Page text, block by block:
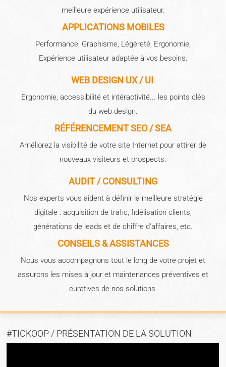
meilleure expérience utilisateur.
APPLICATIONS MOBILES
Performance, Graphisme, Légèreté, Ergonomie,
Expérience utilisateur adaptée à vos besoins.
WEB DESIGN UX / UI
Ergonomie, accessibilité et intéractivité... les points clés
du web design.
RÉFÉRENCEMENT SEO / SEA
Améliorez la visibilité de votre site Internet pour attirer de
nouveaux visiteurs et prospects.
AUDIT / CONSULTING
Nos experts vous aident à définir la meilleure stratégie
digitale : acquisition de trafic, fidélisation clients,
générations de leads et de chiffre d'affaires, etc.
CONSEILS & ASSISTANCES
Nous vous accompagnons tout le long de votre projet et
assurons les mises à jour et maintenances préventives et
curatives de nos solutions.
#TICKOOP / PRÉSENTATION DE LA SOLUTION